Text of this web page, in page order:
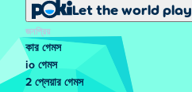
Let the world play
জনপ্রিয়
কার গেমস
io গেমস
2 প্লেয়ার গেমস